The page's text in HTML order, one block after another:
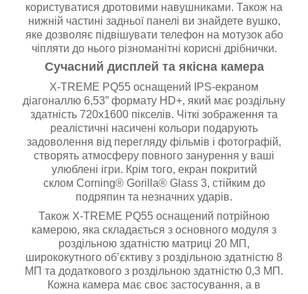
користуватися дротовими навушниками. Також на
нижній частині задньої панелі ви знайдете вушко,
яке дозволяє підвішувати телефон на мотузок або
чіпляти до нього різноманітні корисні дрібнички.
Сучасний дисплей та якісна камера
X-TREME PQ55 оснащений IPS-екраном
діагоналлю 6,53” формату HD+, який має роздільну
здатність 720х1600 пікселів. Чіткі зображення та
реалістичні насичені кольори подарують
задоволення від перегляду фільмів і фотографій,
створять атмосферу повного занурення у ваші
улюблені ігри. Крім того, екран покритий
склом Corning® Gorilla® Glass 3, стійким до
подряпин та незначних ударів.
Також X-TREME PQ55 оснащений потрійною
камерою, яка складається з основного модуля з
роздільною здатністю матриці 20 МП,
ширококутного об’єктиву з роздільною здатністю 8
МП та додаткового з роздільною здатністю 0,3 МП.
Кожна камера має своє застосування, а в